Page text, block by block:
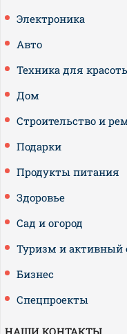
Электроника
Авто
Техника для
Дом
Строительство и
Подарки
Продукты питания
Здоровье
Сад и огород
Туризм и активный
Бизнес
Спецпроекты
НАШИ КОНТАКТЫ